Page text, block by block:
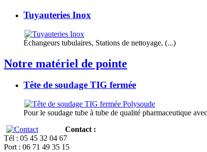
Tuyauteries Inox
Échangeurs tubulaires, Stations de nettoyage, (...)
Notre matériel de pointe
Tête de soudage TIG fermée
Pour le soudage tube à tube de qualité pharmaceutique
Contact :
Tél : 05 45 32 04 67
Port : 06 71 49 35 15